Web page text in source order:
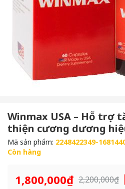
Winmax USA – Hỗ trợ
thiện cương dương
Mã sản phẩm: 2248422349-
Còn hàng
1,800,000₫ 2,200,000₫